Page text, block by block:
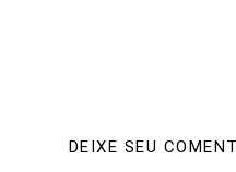
DEIXE SEU